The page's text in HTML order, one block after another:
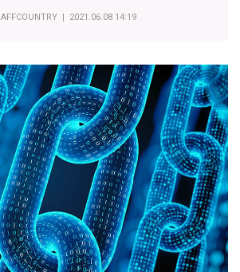
AFFCOUNTRY| 2021.06.08 14:19